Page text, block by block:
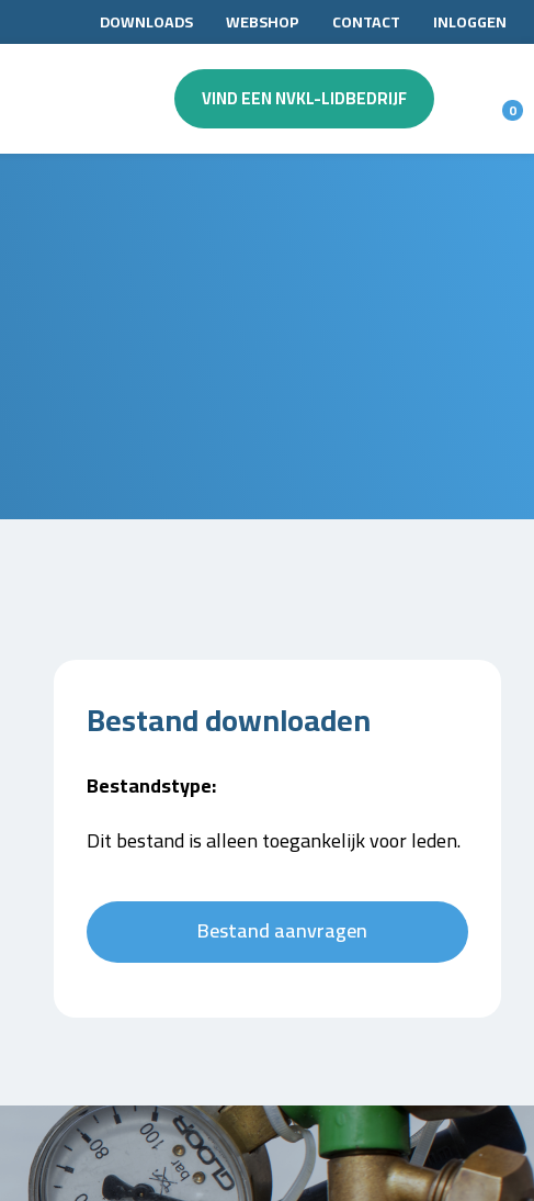
DOWNLOADS WEBSHOP CONTACT INLOGGEN
VIND EEN NVKL-LIDBEDRIJF 0
Bestand downloaden
Bestandstype:
Dit bestand is alleen toegankelijk voor leden.
Bestand aanvragen